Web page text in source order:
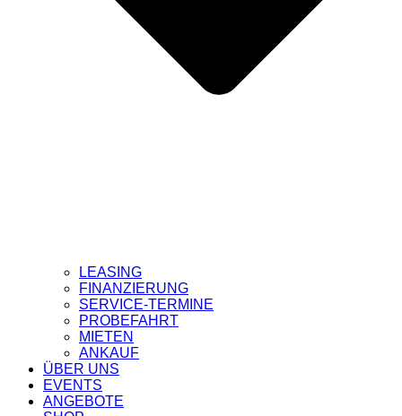
LEASING
FINANZIERUNG
SERVICE-TERMINE
PROBEFAHRT
MIETEN
ANKAUF
ÜBER UNS
EVENTS
ANGEBOTE